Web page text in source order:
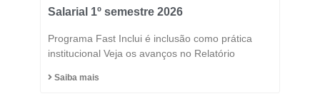
Salarial 1º semestre 2026
Programa Fast Inclui é inclusão como prática
institucional Veja os avanços no Relatório
Saiba mais